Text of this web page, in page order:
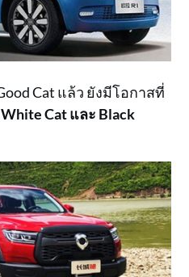
Cat แล้ว ยังมีโอกาสที่
White Cat และ Black